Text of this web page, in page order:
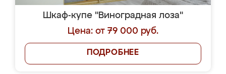
Шкаф-купе "Виноградная лоза"
Цена: от 79 000 руб.
ПОДРОБНЕЕ